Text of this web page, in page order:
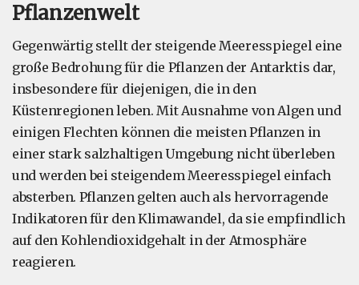
Pflanzenwelt
Gegenwärtig stellt der steigende Meeresspiegel eine
große Bedrohung für die Pflanzen der Antarktis dar,
insbesondere für diejenigen, die in den
Küstenregionen leben. Mit Ausnahme von Algen und
einigen Flechten können die meisten Pflanzen in
einer stark salzhaltigen Umgebung nicht überleben
und werden bei steigendem Meeresspiegel einfach
absterben. Pflanzen gelten auch als hervorragende
Indikatoren für den Klimawandel, da sie empfindlich
auf den Kohlendioxidgehalt in der Atmosphäre
reagieren.